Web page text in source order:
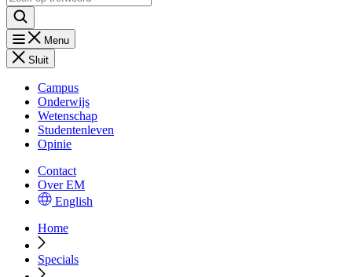
Menu
Sluit
Campus
Onderwijs
Wetenschap
Studentenleven
Opinie
Contact
Over EM
English
Home
Specials